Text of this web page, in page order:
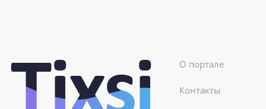
О портале
Контакты